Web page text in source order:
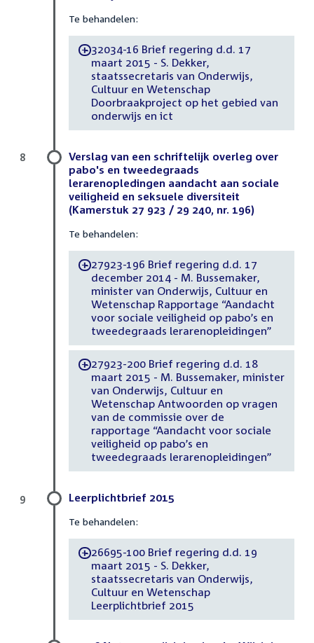
Te behandelen:
-32034-16 Brief regering d.d. 17
maart 2015 - S. Dekker,
staatssecretaris van Onderwijs,
Cultuur en Wetenschap
Doorbraakproject op het gebied van
onderwijs en ict
Verslag van een schriftelijk overleg over
pabo's en tweedegraads
lerarenopledingen aandacht aan sociale
veiligheid en seksuele diversiteit
(Kamerstuk 27 923 / 29 240, nr. 196)
Te behandelen:
-27923-196 Brief regering d.d. 17
december 2014 - M. Bussemaker,
minister van Onderwijs, Cultuur en
Wetenschap Rapportage “Aandacht
voor sociale veiligheid op pabo’s en
tweedegraads lerarenopleidingen”
-27923-200 Brief regering d.d. 18
maart 2015 - M. Bussemaker, minister
van Onderwijs, Cultuur en
Wetenschap Antwoorden op vragen
van de commissie over de
rapportage “Aandacht voor sociale
veiligheid op pabo’s en
tweedegraads lerarenopleidingen”
8
Leerplichtbrief 2015
Te behandelen:
-26695-100 Brief regering d.d. 19
maart 2015 - S. Dekker,
staatssecretaris van Onderwijs,
Cultuur en Wetenschap
Leerplichtbrief 2015
9